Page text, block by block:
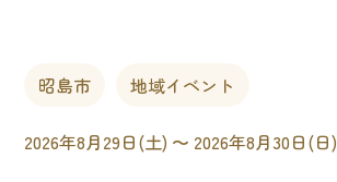
昭島市 地域イベント
2026年8月29日(土) 〜 2026年8月30日(日)